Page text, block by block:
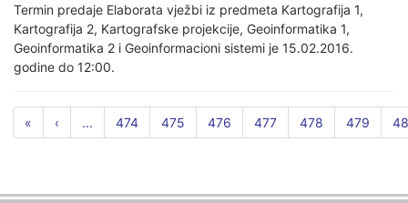
Termin predaje Elaborata vježbi iz predmeta Kartografija 1,
Kartografija 2, Kartografske projekcije, Geoinformatika 1,
Geoinformatika 2 i Geoinformacioni sistemi je 15.02.2016.
godine do 12:00.
« ‹ ... 474 475 476 477 478 479